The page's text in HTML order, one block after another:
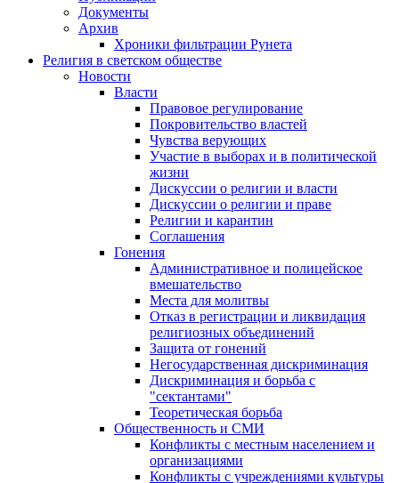
Документы
Архив
Хроники фильтрации Рунета
Религия в светском обществе
Новости
Власти
Правовое регулирование
Покровительство властей
Чувства верующих
Участие в выборах и в политической
жизни
Дискуссии о религии и власти
Дискуссии о религии и праве
Религии и карантин
Соглашения
Гонения
Административное и полицейское
вмешательство
Места для молитвы
Отказ в регистрации и ликвидация
религиозных объединений
Защита от гонений
Негосударственная дискриминация
Дискриминация и борьба с
"сектантами"
Теоретическая борьба
Общественность и СМИ
Конфликты с местным населением и
организациями
Конфликты с учреждениями культуры